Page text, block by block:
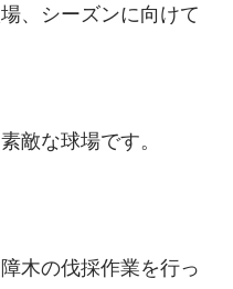
、シーズンに向けて
敵な球場です。
木の伐採作業を行っ